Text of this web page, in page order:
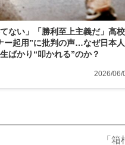
てない」「勝利至上主義だ」高校
ー起用”に批判の声…なぜ日本人
ばかり“叩かれる”のか？
2026/06/
「